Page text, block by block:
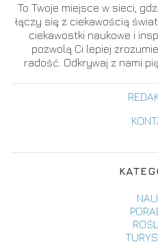
To Twoje miejsce w sieci,
łączy się z ciekawością
ciekawostki naukowe i
pozwolą Ci lepiej
radość. Odkrywaj z nami